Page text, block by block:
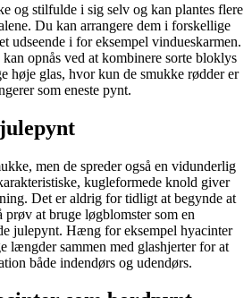
og stilfulde i sig selv og kan plantes flere
Du kan arrangere dem i forskellige
udseende i for eksempel vindueskarmen.
opnås ved at kombinere sorte bloklys
høje glas, hvor kun de smukke rødder er
som eneste pynt.
men de spreder også en vidunderlig
kugleformede knold giver
Det er aldrig for tidligt at begynde at
at bruge løgblomster som en
julepynt. Hæng for eksempel hyacinter
længder sammen med glashjerter for at
både indendørs og udendørs.